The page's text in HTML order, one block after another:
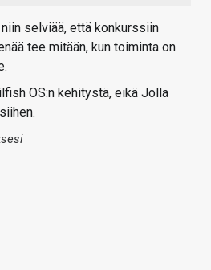
selviää, että konkurssiin
tee mitään, kun toiminta on
OS:n kehitystä, eikä Jolla